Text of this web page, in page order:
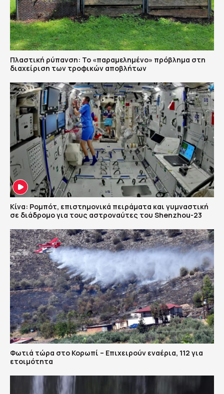
Πλαστική ρύπανση: Το «παραμελημένο» πρόβλημα στη
διαχείριση των τροφικών αποβλήτων
Κίνα: Ρομπότ, επιστημονικά πειράματα και γυμναστική
σε διάδρομο για τους αστροναύτες του Shenzhou-23
Φωτιά τώρα στο Κορωπί – Επιχειρούν εναέρια, 112 για
ετοιμότητα